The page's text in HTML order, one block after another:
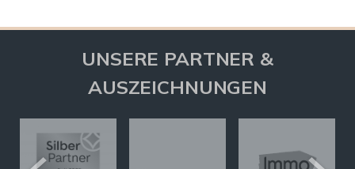
UNSERE PARTNER &
AUSZEICHNUNGEN